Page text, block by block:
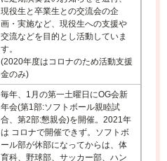
現役生と卒業生との交流会の企
画・実施など、現役生への支援や
交流などを目的とし活動していま
す。
(2020年度はコロナのため活動支援
金のみ)
毎年、1月の第一土曜日にOG会新
年会(第1部:ソフトボール親睦試
合、第2部:懇親会)を開催。2021年
は コロナで開催できず。ソフトボ
ール部が休部になってからは、体
育科、野球部、サッカー部、ハン